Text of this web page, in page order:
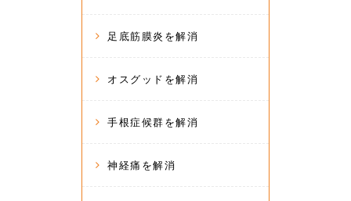
足底筋膜炎を解消
オスグッドを解消
手根症候群を解消
神経痛を解消